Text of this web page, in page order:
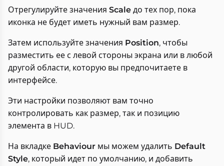
Отрегулируйте значения Scale до тех пор, пока
иконка не будет иметь нужный вам размер.
Затем используйте значения Position, чтобы
разместить ее с левой стороны экрана или в любой
другой области, которую вы предпочитаете в
интерфейсе.
Эти настройки позволяют вам точно
контролировать как размер, так и позицию
элемента в HUD.
На вкладке Behaviour мы можем удалить Default
Style, который идет по умолчанию, и добавить